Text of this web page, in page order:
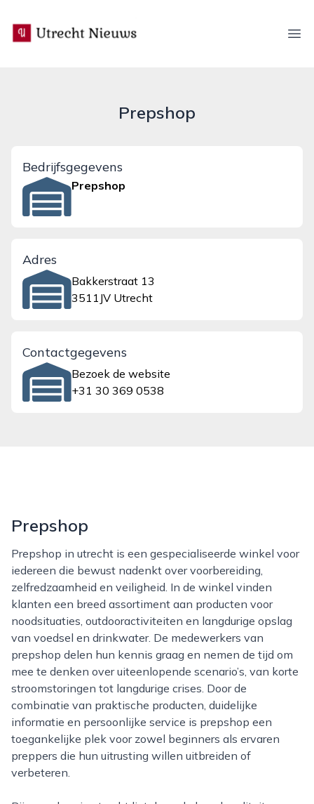
utrecht-nieuws.nl
Prepshop
Bedrijfsgegevens
Prepshop
Adres
Bakkerstraat 13
3511JV Utrecht
Contactgegevens
Bezoek de website
+31 30 369 0538
Prepshop
Prepshop in utrecht is een gespecialiseerde winkel voor
iedereen die bewust nadenkt over voorbereiding,
zelfredzaamheid en veiligheid. In de winkel vinden
klanten een breed assortiment aan producten voor
noodsituaties, outdooractiviteiten en langdurige opslag
van voedsel en drinkwater. De medewerkers van
prepshop delen hun kennis graag en nemen de tijd om
mee te denken over uiteenlopende scenario’s, van korte
stroomstoringen tot langdurige crises. Door de
combinatie van praktische producten, duidelijke
informatie en persoonlijke service is prepshop een
toegankelijke plek voor zowel beginners als ervaren
preppers die hun uitrusting willen uitbreiden of
verbeteren.